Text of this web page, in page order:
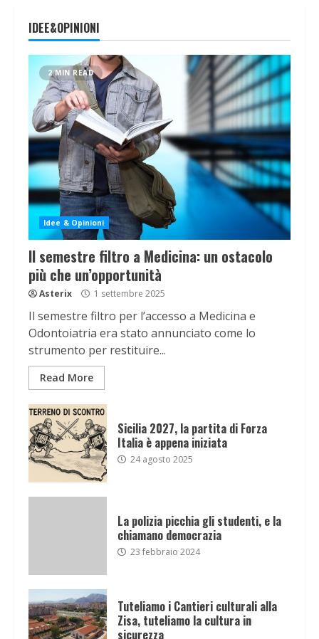
IDEE&OPINIONI
2 MIN READ
Idee & Opinioni
Il semestre filtro a Medicina: un ostacolo
più che un’opportunità
Asterix 1 settembre 2025
Il semestre filtro per l’accesso a Medicina e
Odontoiatria era stato annunciato come lo
strumento per restituire...
Read More
Sicilia 2027, la partita di Forza
Italia è appena iniziata
24 agosto 2025
La polizia picchia gli studenti, e la
chiamano democrazia
23 febbraio 2024
Tuteliamo i Cantieri culturali alla
Zisa, tuteliamo la cultura in
sicurezza